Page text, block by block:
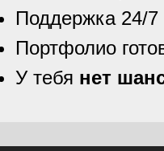
Поддержка 24/7
Портфолио
У тебя нет